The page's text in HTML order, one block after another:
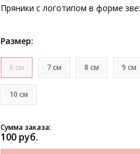
Пряники с логотипом в форме
Размер:
6 см 7 см 8 см 9 см
10 см
Сумма заказа:
100 руб.